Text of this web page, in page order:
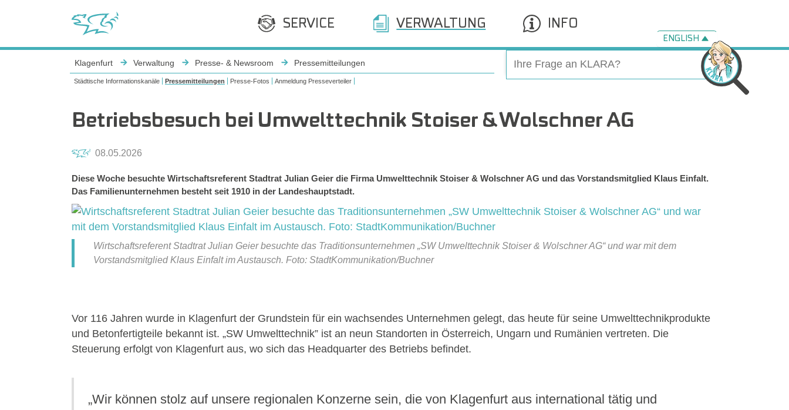
SERVICE VERWALTUNG INFO
ENGLISH
Klagenfurt Verwaltung Presse- & Newsroom Pressemitteilungen
Städtische Informationskanäle Pressemitteilungen Presse-Fotos Anmeldung Presseverteiler
Betriebsbesuch bei Umwelttechnik Stoiser & Wolschner AG
08.05.2026
Diese Woche besuchte Wirtschaftsreferent Stadtrat Julian Geier die Firma Umwelttechnik Stoiser & Wolschner AG und das Vorstandsmitglied Klaus Einfalt.
Das Familienunternehmen besteht seit 1910 in der Landeshauptstadt.
Wirtschaftsreferent Stadtrat Julian Geier besuchte das Traditionsunternehmen „SW Umwelttechnik Stoiser & Wolschner AG“ und war mit dem
Vorstandsmitglied Klaus Einfalt im Austausch. Foto: StadtKommunikation/Buchner
Vor 116 Jahren wurde in Klagenfurt der Grundstein für ein wachsendes Unternehmen gelegt, das heute für seine Umwelttechnikprodukte
und Betonfertigteile bekannt ist. „SW Umwelttechnik” ist an neun Standorten in Österreich, Ungarn und Rumänien vertreten. Die
Steuerung erfolgt von Klagenfurt aus, wo sich das Headquarter des Betriebs befindet.
„Wir können stolz auf unsere regionalen Konzerne sein, die von Klagenfurt aus international tätig und